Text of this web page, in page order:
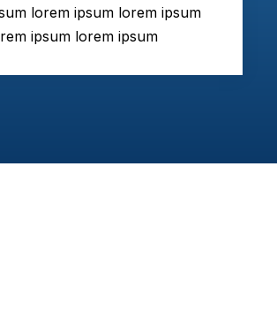
lorem ipsum lorem ipsum
ipsum lorem ipsum